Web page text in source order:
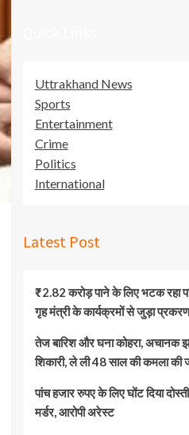
Uttrakhand News
Sports
Entertainment
Crime
Politics
International
Latest Post
₹2.82 करोड़ पाने के लिए भटक रहा
गृह मंत्री के कार्यक्रमों से जुड़ा
तेज बारिश और घना कोहरा, अचानक
शिकारी, ले ली 48 साल की कमला की
पांच हजार रुपए के लिए घोंट दिया
मर्डर, आरोपी अरेस्ट